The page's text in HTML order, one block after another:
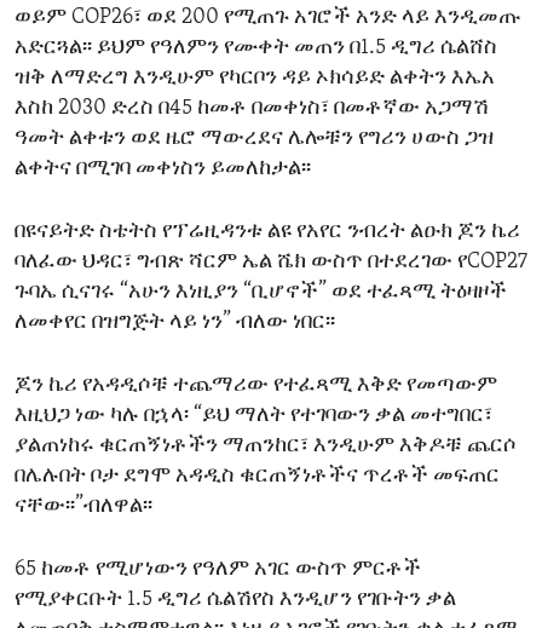
ወይም COP26፣ ወደ 200 የሚጠጉ አገሮች አንድ ላይ እንዲመጡ
አድርጓል፡፡ ይህም የዓለምን የሙቀት መጠን በ1.5 ዲግሪ ሴልሸስ
ዝቅ ለማድረግ እንዲሁም የካርቦን ዳይ ኦክሳይድ ልቀትን እኤአ
እስከ 2030 ድረስ በ45 ከመቶ በመቀነስ፣ በመቶኛው አጋማሽ
ዓመት ልቀቱን ወደ ዜሮ ማውረደና ሌሎቹን የግሪን ሀውስ ጋዝ
ልቀትና በሚገባ መቀነስን ይመለከታል፡፡
በዩናይትድ ስቴትስ የፕሬዚዳንቱ ልዩ የአየር ንብረት ልዑክ ጆን ኬሪ
ባለፈው ህዳር፣ ግብጽ ሻርም ኤል ሼክ ውስጥ በተደረገው የCOP27
ጉባኤ ሲናገሩ “አሁን እነዚያን “ቢሆኖች” ወደ ተፈጻሚ ትዕዛዞች
ለመቀየር በዝግጅት ላይ ነን” ብለው ነበር፡፡
ጆን ኬሪ የአዳዲሶቹ ተጨማሪው የተፈጻሚ እቅድ የመጣውም
እዚህጋ ነው ካሉ በኋላ፡ “ይህ ማለት የተገባውን ቃል መተግበር፣
ያልጠነከሩ ቁርጠኝነቶችን ማጠንከር፣ እንዲሁም እቅዶቹ ጨርሶ
በሌሉበት ቦታ ደግሞ አዳዲስ ቁርጠኝነቶችና ጥረቶች መፍጠር
ናቸው፡፡”ብለዋል፡፡
65 ከመቶ የሚሆነውን የዓለም አገር ውስጥ ምርቶች
የሚያቀርቡት 1.5 ዲግሪ ሴልሽየስ እንዲሆን የገቡትን ቃል